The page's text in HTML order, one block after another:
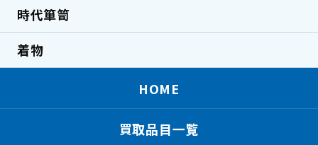
時代箪笥
着物
HOME
買取品目一覧